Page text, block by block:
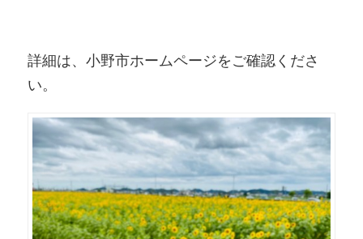
詳細は、小野市ホームページをご確認くださ
い。